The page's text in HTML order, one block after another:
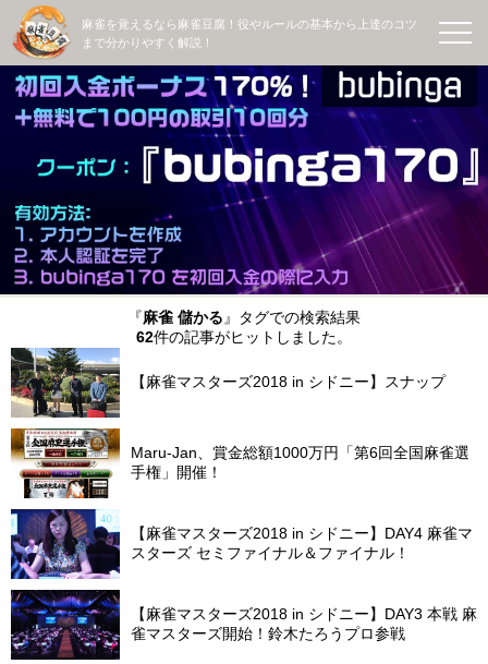
麻雀を覚えるなら麻雀豆腐！役やルールの基本から上達のコツ
まで分かりやすく解説！
『麻雀 儲かる 』タグでの検索結果
62件の記事がヒットしました。
【麻雀マスターズ2018 in シドニー】スナップ
Maru-Jan、賞金総額1000万円「第6回全国麻雀選
手権」開催！
【麻雀マスターズ2018 in シドニー】DAY4 麻雀マ
スターズ セミファイナル＆ファイナル！
【麻雀マスターズ2018 in シドニー】DAY3 本戦 麻
雀マスターズ開始！鈴木たろうプロ参戦